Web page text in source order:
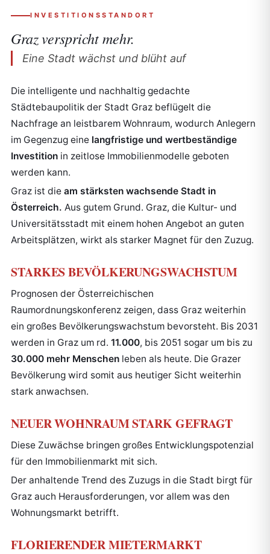
INVESTITIONSSTANDORT
Graz versprichtmehr.
Eine Stadt wächst und blüht auf
Die intelligente und nachhaltig gedachte
Städtebaupolitik der Stadt Graz beflügelt die
Nachfrage an leistbarem Wohnraum, wodurch Anlegern
im Gegenzug eine langfristige und wertbeständige
Investition in zeitlose Immobilienmodelle geboten
werden kann.
Graz ist die am stärksten wachsende Stadt in
Österreich. Aus gutem Grund. Graz, die Kultur- und
Universitätsstadt mit einem hohen Angebot an guten
Arbeitsplätzen, wirkt als starker Magnet für den Zuzug.
STARKES BEVÖLKERUNGSWACHSTUM
Prognosen der Österreichischen
Raumordnungskonferenz zeigen, dass Graz weiterhin
ein großes Bevölkerungswachstum bevorsteht. Bis 2031
werden in Graz um rd. 11.000, bis 2051 sogar um bis zu
30.000 mehr Menschen leben als heute. Die Grazer
Bevölkerung wird somit aus heutiger Sicht weiterhin
stark anwachsen.
NEUER WOHNRAUM STARK GEFRAGT
Diese Zuwächse bringen großes Entwicklungspotenzial
für den Immobilienmarkt mit sich.
Der anhaltende Trend des Zuzugs in die Stadt birgt für
Graz auch Herausforderungen, vor allem was den
Wohnungsmarkt betrifft.
FLORIERENDER MIETERMARKT